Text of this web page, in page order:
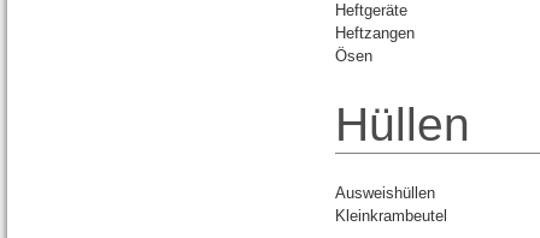
Heftgeräte
Heftzangen
Ösen
Hüllen
Ausweishüllen
Kleinkrambeutel